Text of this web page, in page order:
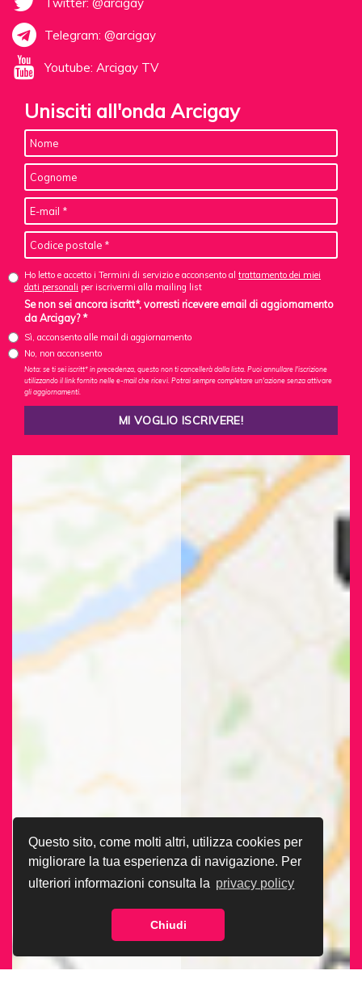
Questo sito, come molti altri, utilizza cookies per
migliorare la tua esperienza di navigazione. Per
ulteriori informazioni consulta la privacy policy
Chiudi
Telegram: @arcigay
Youtube: Arcigay TV
Unisciti all'onda Arcigay
Ho letto e accetto i Termini di servizio e acconsento al trattamento dei miei
dati personali per iscrivermi alla mailing list
Se non sei ancora iscritt*, vorresti ricevere email di aggiornamento
da Arcigay? *
Sì, acconsento alle mail di aggiornamento
No, non acconsento
Nota: se ti sei iscritt* in precedenza, questo non ti cancellerà dalla lista. Puoi annullare l'iscrizione
utilizzando il link fornito nelle e-mail che ricevi. Potrai sempre completare un'azione senza attivare
gli aggiornamenti.